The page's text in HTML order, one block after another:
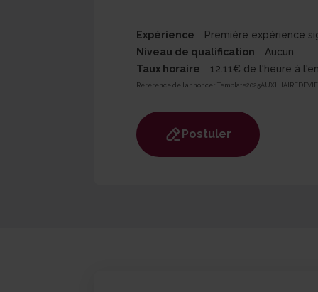
Expérience
Première expérience
Niveau de qualification
Aucun
Taux horaire
12.11€ de l'heure à
Rérérence de l'annonce : Template2025AUXILIAIREDEVIE
Postuler